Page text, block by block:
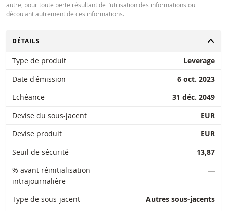
autre, pour toute perte résultant de l’utilisation des informations ou
découlant autrement de ces informations.
CHANGER
DÉTAILS
Type de produit
Leverage
Date d'émission
6 oct. 2023
Echéance
31 déc. 2049
Devise du sous-jacent
EUR
Devise produit
EUR
Seuil de sécurité
13,87
% avant réinitialisation
intrajournalière
―
Type de sous-jacent
Autres sous-jacents